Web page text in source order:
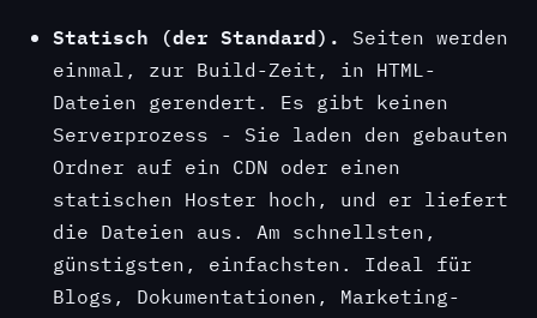
Statisch (der Standard).
Seiten werden
einmal, zur Build-Zeit, in HTML-
Dateien gerendert. Es gibt keinen
Serverprozess - Sie laden den gebauten
Ordner auf ein CDN oder einen
statischen Hoster hoch, und er liefert
die Dateien aus. Am schnellsten,
günstigsten, einfachsten. Ideal für
Blogs, Dokumentationen, Marketing-